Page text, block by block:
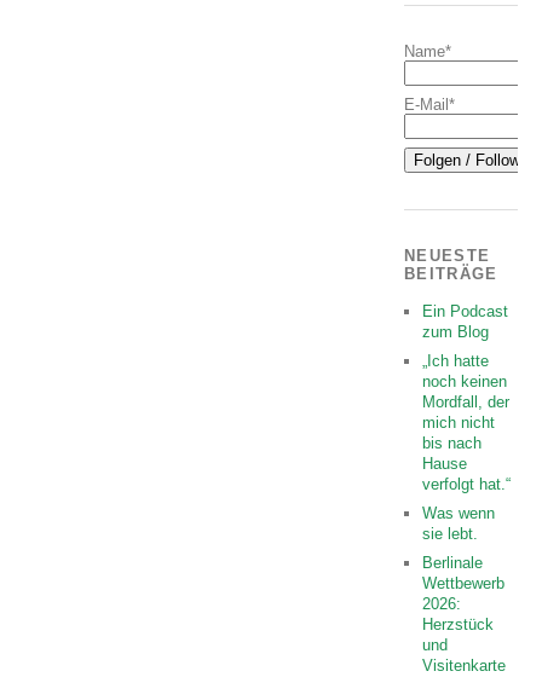
Name*
E-Mail*
NEUESTE
BEITRÄGE
Ein Podcast
zum Blog
„Ich hatte
noch keinen
Mordfall, der
mich nicht
bis nach
Hause
verfolgt hat.“
Was wenn
sie lebt.
Berlinale
Wettbewerb
2026:
Herzstück
und
Visitenkarte